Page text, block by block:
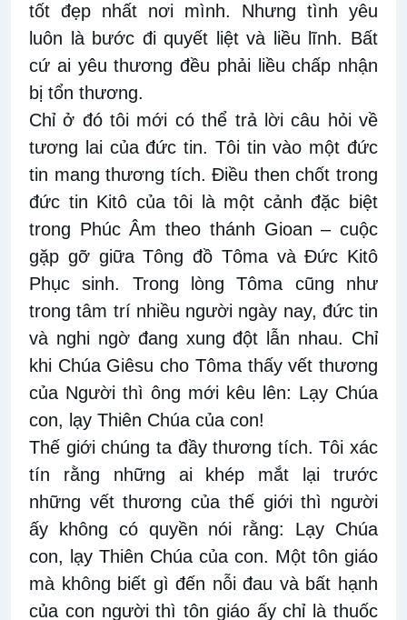
tốt đẹp nhất nơi mình. Nhưng tình yêu
luôn là bước đi quyết liệt và liều lĩnh. Bất
cứ ai yêu thương đều phải liều chấp nhận
bị tổn thương.
Chỉ ở đó tôi mới có thể trả lời câu hỏi về
tương lai của đức tin. Tôi tin vào một đức
tin mang thương tích. Điều then chốt trong
đức tin Kitô của tôi là một cảnh đặc biệt
trong Phúc Âm theo thánh Gioan – cuộc
gặp gỡ giữa Tông đồ Tôma và Đức Kitô
Phục sinh. Trong lòng Tôma cũng như
trong tâm trí nhiều người ngày nay, đức tin
và nghi ngờ đang xung đột lẫn nhau. Chỉ
khi Chúa Giêsu cho Tôma thấy vết thương
của Người thì ông mới kêu lên: Lạy Chúa
con, lạy Thiên Chúa của con!
Thế giới chúng ta đầy thương tích. Tôi xác
tín rằng những ai khép mắt lại trước
những vết thương của thế giới thì người
ấy không có quyền nói rằng: Lạy Chúa
con, lạy Thiên Chúa của con. Một tôn giáo
mà không biết gì đến nỗi đau và bất hạnh
của con người thì tôn giáo ấy chỉ là thuốc